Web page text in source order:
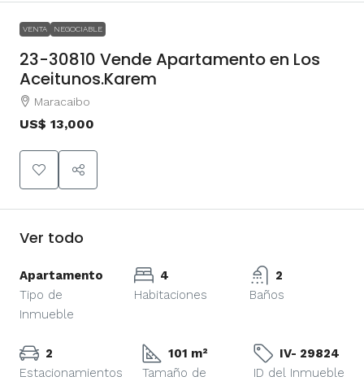
VENTA NEGOCIABLE
23-30810 Vende Apartamento en Los
Aceitunos.Karem
Maracaibo
US$ 13,000
Ver todo
Apartamento
Tipo de
Inmueble
4
Habitaciones
2
Baños
2
Estacionamientos
101 m²
Tamaño de
IV- 29824
ID del Inmueble